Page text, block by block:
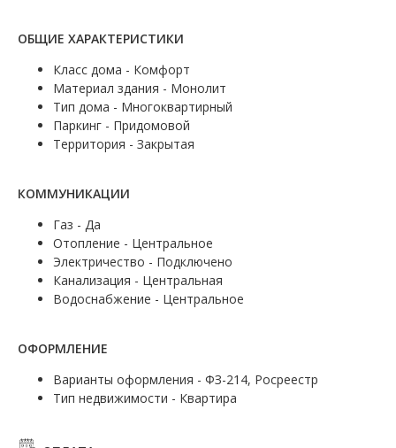
ОБЩИЕ ХАРАКТЕРИСТИКИ
Класс дома - Комфорт
Материал здания - Монолит
Тип дома - Многоквартирный
Паркинг - Придомовой
Территория - Закрытая
КОММУНИКАЦИИ
Газ - Да
Отопление - Центральное
Электричество - Подключено
Канализация - Центральная
Водоснабжение - Центральное
ОФОРМЛЕНИЕ
Варианты оформления - ФЗ-214, Росреестр
Тип недвижимости - Квартира